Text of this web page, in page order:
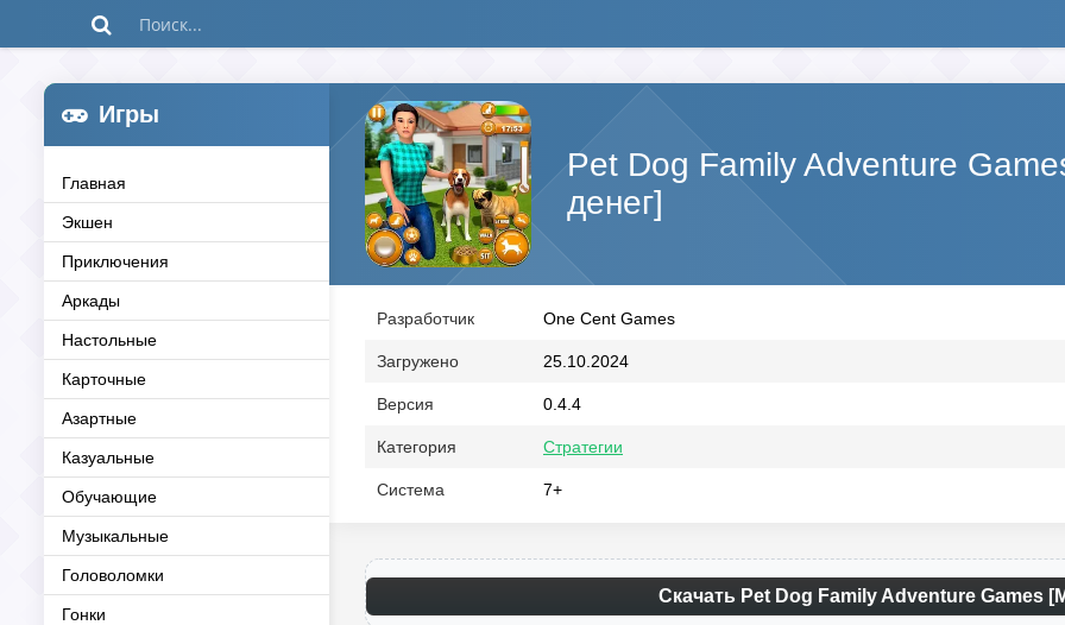
Игры
Главная
Экшен
Приключения
Аркады
Настольные
Карточные
Азартные
Казуальные
Обучающие
Музыкальные
Головоломки
Гонки
Pet Dog Family Adventure
денег]
Разработчик One Cent Games
Загружено 25.10.2024
Версия 0.4.4
Категория Стратегии
Система 7+
Скачать Pet Dog Family Adventure Games